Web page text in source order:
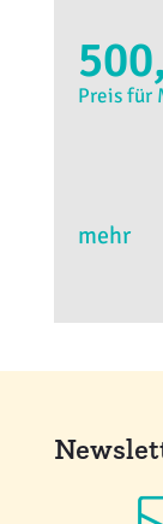
Preis für
mehr